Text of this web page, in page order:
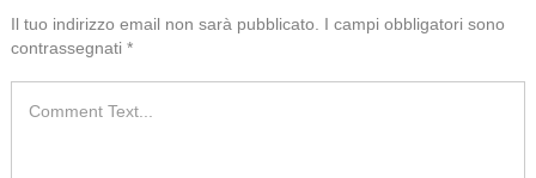
Il tuo indirizzo email non sarà pubblicato.
I campi obbligatori sono
contrassegnati *